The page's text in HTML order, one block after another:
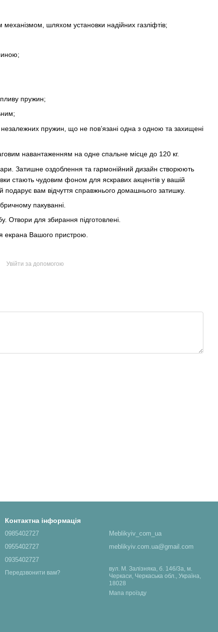
шляхом установки надійних газліфтів;
пружин;
пружин, що не пов’язані одна з одною та захищені
навантаженням на одне спальне місце до 120 кг.
Затишне оздоблення та гармонійний дизайн створюють
стають чудовим фоном для яскравих акцентів у вашій
вам відчуття справжнього домашнього затишку.
пакуванні.
Отвори для збирання підготовлені.
екрана Вашого пристрою.
Увійти за допомогою
Контактна інформація
0985402727
0955402727
0935402727
Передзвонити вам?
Meblikyiv_com_ua
meblikyiv.com.ua@gmail.com
вул. М. Залізняка, б. 146/3а, м.
Черкаси, Черкаська обл., Україна,
18028
Мапа проїзду